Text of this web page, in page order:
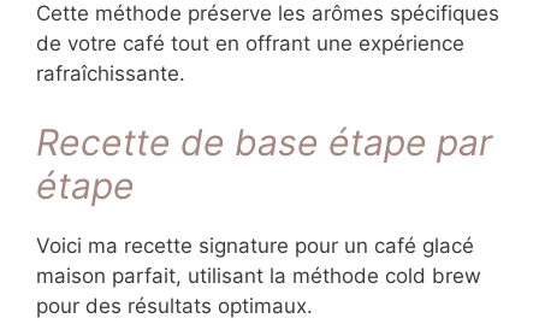
Cette méthode préserve les arômes spécifiques
de votre café tout en offrant une expérience
rafraîchissante.
Recette de base étape par
étape
Voici ma recette signature pour un café glacé
maison parfait, utilisant la méthode cold brew
pour des résultats optimaux.